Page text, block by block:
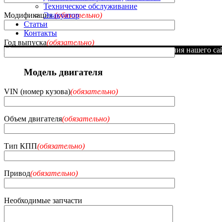
Модификация(обязательно)
Год выпуска(обязательно)
Модель двигателя
VIN (номер кузова)(обязательно)
Объем двигателя(обязательно)
Тип КПП(обязательно)
Привод(обязательно)
Необходимые запчасти
Техническое обслуживание
Эвакуатор
Статьи
Контакты
Мы используем куки для наилучшего представления нашего